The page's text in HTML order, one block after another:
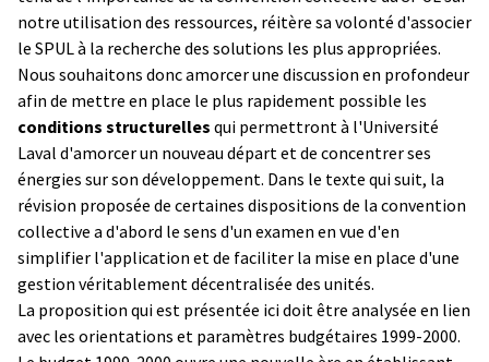
notre utilisation des ressources, réitère sa volonté d'associer
le SPUL à la recherche des solutions les plus appropriées.
Nous souhaitons donc amorcer une discussion en profondeur
afin de mettre en place le plus rapidement possible les
conditions structurelles qui permettront à l'Université
Laval d'amorcer un nouveau départ et de concentrer ses
énergies sur son développement. Dans le texte qui suit, la
révision proposée de certaines dispositions de la convention
collective a d'abord le sens d'un examen en vue d'en
simplifier l'application et de faciliter la mise en place d'une
gestion véritablement décentralisée des unités.
La proposition qui est présentée ici doit être analysée en lien
avec les orientations et paramètres budgétaires 1999-2000.